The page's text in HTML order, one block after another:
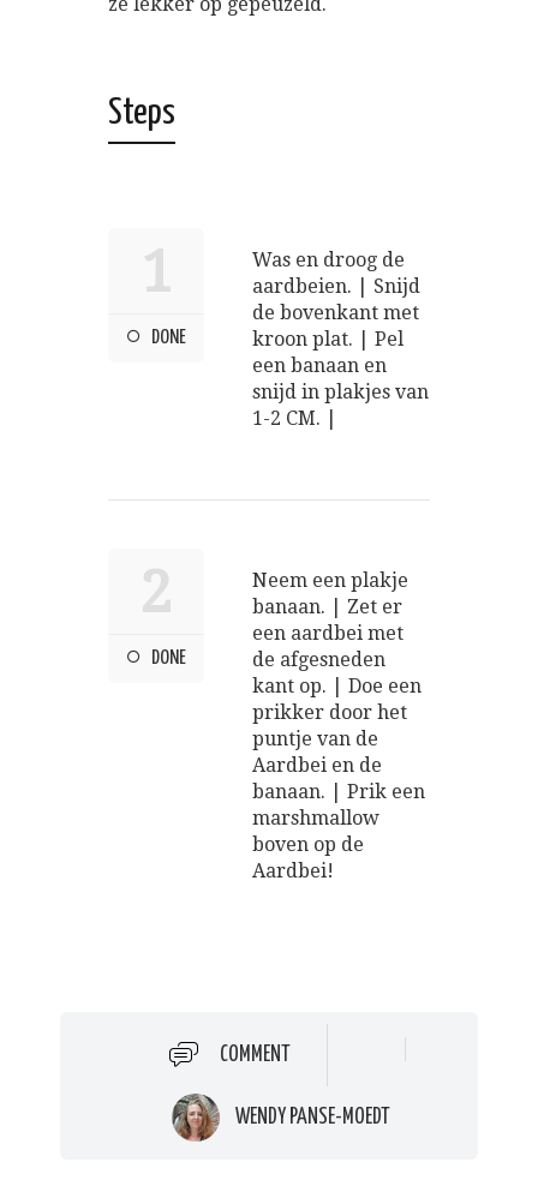
ze lekker op gepeuzeld.
Steps
1
DONE
Was en droog de
aardbeien. | Snijd
de bovenkant met
kroon plat. | Pel
een banaan en
snijd in plakjes van
1-2 CM. |
2
DONE
Neem een plakje
banaan. | Zet er
een aardbei met
de afgesneden
kant op. | Doe een
prikker door het
puntje van de
Aardbei en de
banaan. | Prik een
marshmallow
boven op de
Aardbei!
COMMENT
WENDY PANSE-MOEDT